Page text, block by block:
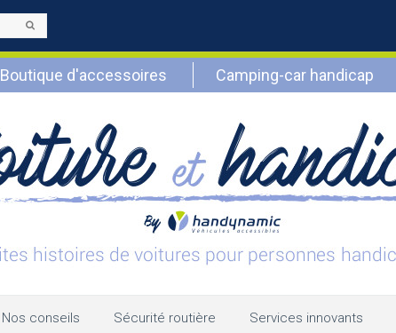
Boutique d'accessoires Camping-car handicap
Nos conseils Sécurité routière Services innovants